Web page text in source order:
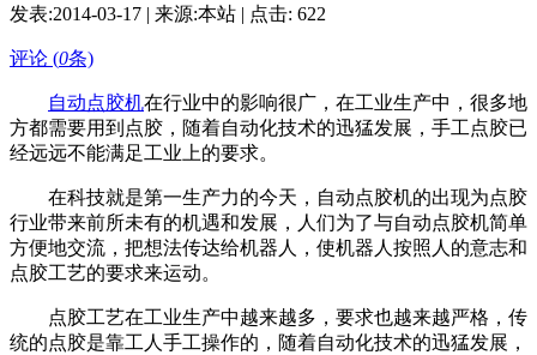
发表:2014-03-17 | 来源:本站 | 点击: 622
评论 (0条)
自动点胶机在行业中的影响很广，在工业生产中，很多地
方都需要用到点胶，随着自动化技术的迅猛发展，手工点胶已
经远远不能满足工业上的要求。
在科技就是第一生产力的今天，自动点胶机的出现为点胶
行业带来前所未有的机遇和发展，人们为了与自动点胶机简单
方便地交流，把想法传达给机器人，使机器人按照人的意志和
点胶工艺的要求来运动。
点胶工艺在工业生产中越来越多，要求也越来越严格，传
统的点胶是靠工人手工操作的，随着自动化技术的迅猛发展，